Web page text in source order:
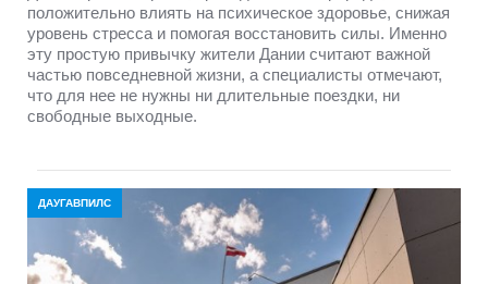
положительно влиять на психическое здоровье, снижая
уровень стресса и помогая восстановить силы. Именно
эту простую привычку жители Дании считают важной
частью повседневной жизни, а специалисты отмечают,
что для нее не нужны ни длительные поездки, ни
свободные выходные.
ДАУГАВПИЛС